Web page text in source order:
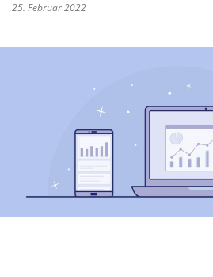
25. Februar 2022